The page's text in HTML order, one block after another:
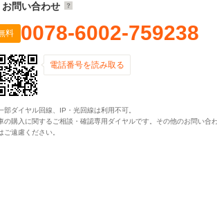
お問い合わせ
料 0078-6002-759238
電話番号を読み取る
部ダイヤル回線、IP・光回線は利用不可。
の購入に関するご相談・確認専用ダイヤルです。その他のお問い合
ご遠慮ください。